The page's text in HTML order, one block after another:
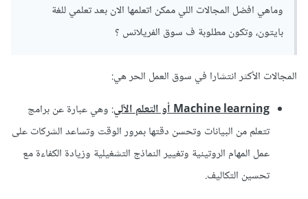
وماهي افضل المجالات اللي ممكن اتعلمها الان بعد تعلمي للغة
بايتون، وتكون مطلوبة ف سوق الفريلانس ؟
المجالات الأكثر انتشارا في سوق العمل الحر هي:
Machine learning أو التعلم الآلي
: وهي عبارة عن برامج
تتعلم من البيانات وتحسن دقتها بمرور الوقت وتساعد الشركات على
عمل المهام الروتينية وتغيير النماذج التشغيلية وزيادة الكفاءة مع
تحسين التكاليف.